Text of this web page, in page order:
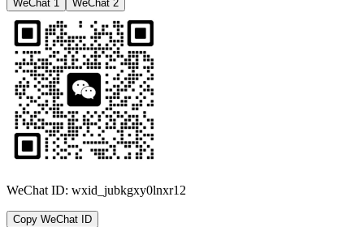
WeChat 1 WeChat 2
WeChat ID: wxid_jubkgxy0lnxr12
Copy WeChat ID